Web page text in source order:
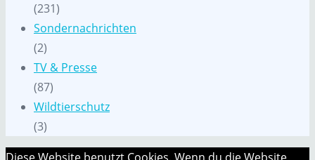
(231)
Sondernachrichten
(2)
TV & Presse
(87)
Wildtierschutz
(3)